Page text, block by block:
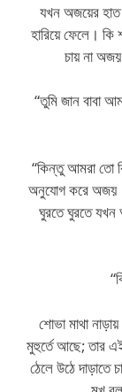
যখন অজয়ের হাত
হারিয়ে ফেলে।
চায় না অজয়
“তুমি জান বাবা
“কিন্তু আমরা তো
অনুযোগ করে
ঘুরতে ঘুরতে
শোভা মাথা
মুহুর্তে আছে; তার
ঠেলে উঠে দাড়াতে